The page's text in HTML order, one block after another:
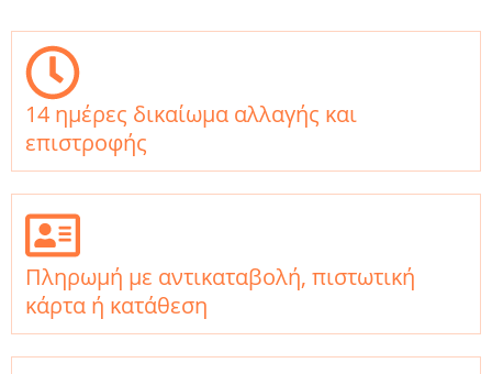
14 ημέρες δικαίωμα αλλαγής και
επιστροφής
Πληρωμή με αντικαταβολή, πιστωτική
κάρτα ή κατάθεση